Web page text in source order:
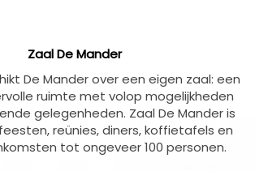
Zaal De Mander
De Mander over een eigen zaal: een
ruimte met volop mogelijkheden
gelegenheden. Zaal De Mander is
reünies, diners, koffietafels en
tot ongeveer 100 personen.